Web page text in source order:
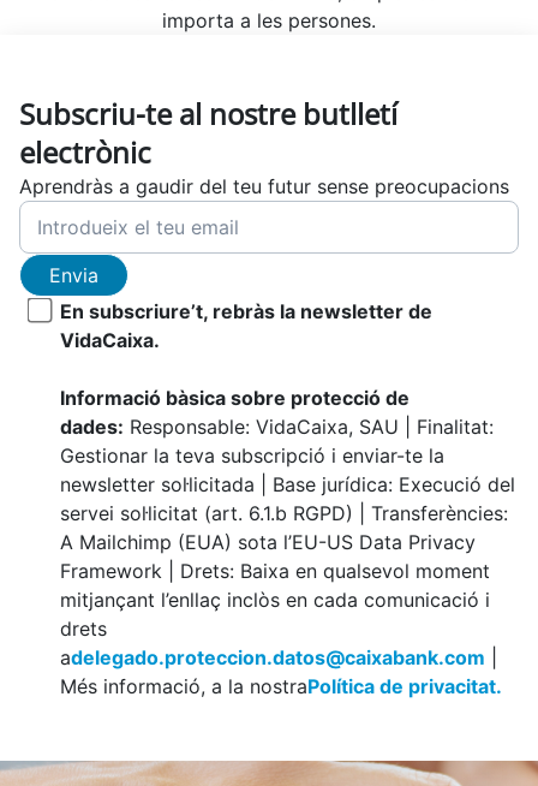
importa a les persones.
Subscriu-te al nostre butlletí
electrònic
Aprendràs a gaudir del teu futur sense preocupacions
Envia
En subscriure’t, rebràs la newsletter de
VidaCaixa.
Informació bàsica sobre protecció de
dades: Responsable: VidaCaixa, SAU | Finalitat:
Gestionar la teva subscripció i enviar-te la
newsletter sol·licitada | Base jurídica: Execució del
servei sol·licitat (art. 6.1.b RGPD) | Transferències:
A Mailchimp (EUA) sota l’EU-US Data Privacy
Framework | Drets: Baixa en qualsevol moment
mitjançant l’enllaç inclòs en cada comunicació i
drets
adelegado.proteccion.datos@caixabank.com
Més informació, a la nostraPolítica de privacitat.